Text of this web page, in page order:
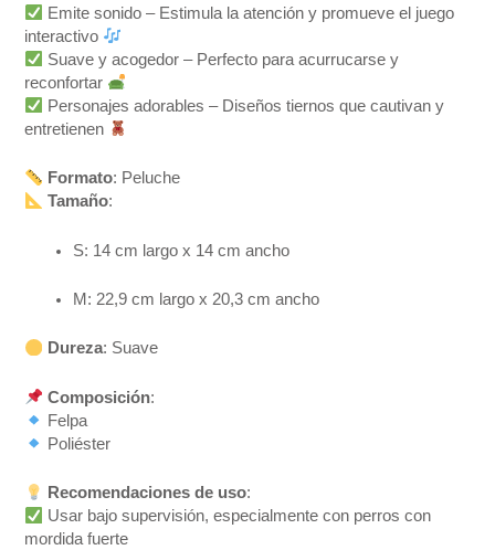
Emite sonido – Estimula la atención y promueve el juego
interactivo
Suave y acogedor – Perfecto para acurrucarse y
reconfortar
Personajes adorables – Diseños tiernos que cautivan y
entretienen
Formato: Peluche
Tamaño:
S: 14 cm largo x 14 cm ancho
M: 22,9 cm largo x 20,3 cm ancho
Dureza: Suave
Composición:
Felpa
Poliéster
Recomendaciones de uso:
Usar bajo supervisión, especialmente con perros con
mordida fuerte